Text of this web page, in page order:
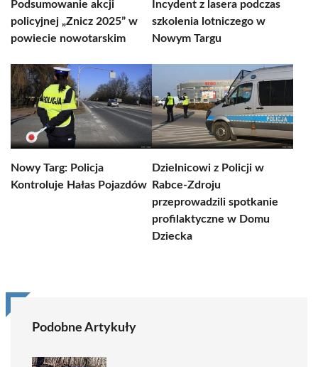
Podsumowanie akcji
policyjnej „Znicz 2025” w
powiecie nowotarskim
Incydent z lasera podczas
szkolenia lotniczego w
Nowym Targu
Nowy Targ: Policja
Kontroluje Hałas Pojazdów
Dzielnicowi z Policji w
Rabce-Zdroju
przeprowadzili spotkanie
profilaktyczne w Domu
Dziecka
Podobne Artykuły